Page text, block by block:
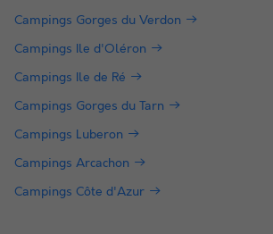
Campings Gorges du Verdon
Campings Ile d'Oléron
Campings Ile de Ré
Campings Gorges du Tarn
Campings Luberon
Campings Arcachon
Campings Côte d'Azur